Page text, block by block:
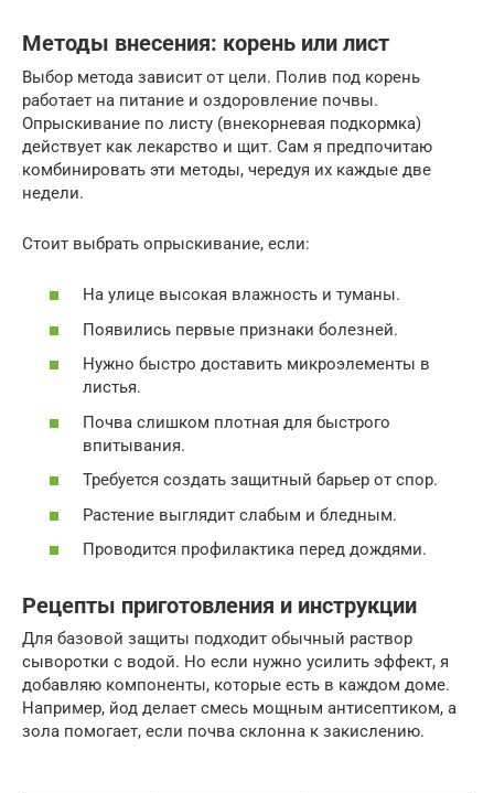
Методы внесения: корень или лист
Выбор метода зависит от цели. Полив под корень
работает на питание и оздоровление почвы.
Опрыскивание по листу (внекорневая подкормка)
действует как лекарство и щит. Сам я предпочитаю
комбинировать эти методы, чередуя их каждые две
недели.
Стоит выбрать опрыскивание, если:
На улице высокая влажность и туманы.
Появились первые признаки болезней.
Нужно быстро доставить микроэлементы в
листья.
Почва слишком плотная для быстрого
впитывания.
Требуется создать защитный барьер от спор.
Растение выглядит слабым и бледным.
Проводится профилактика перед дождями.
Рецепты приготовления и инструкции
Для базовой защиты подходит обычный раствор
сыворотки с водой. Но если нужно усилить эффект, я
добавляю компоненты, которые есть в каждом доме.
Например, йод делает смесь мощным антисептиком, а
зола помогает, если почва склонна к закислению.